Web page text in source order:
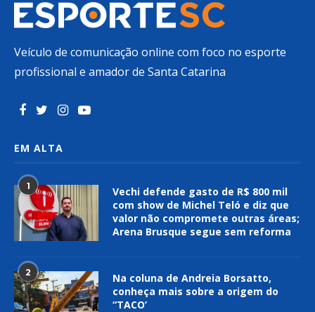
Veículo de comunicação online com foco no esporte
profissional e amador de Santa Catarina
EM ALTA
1
Vechi defende gasto de R$ 800 mil
com show de Michel Teló e diz que
valor não compromete outras áreas;
Arena Brusque segue sem reforma
2
Na coluna de Andreia Borsatto,
conheça mais sobre a origem do
“TACO’